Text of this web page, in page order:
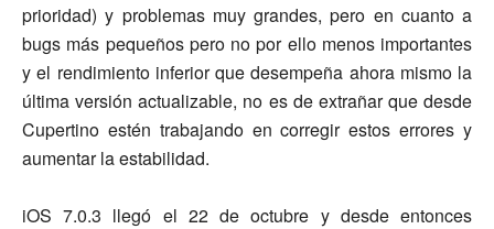
prioridad) y problemas muy grandes, pero en cuanto a
bugs más pequeños pero no por ello menos importantes
y el rendimiento inferior que desempeña ahora mismo la
última versión actualizable, no es de extrañar que desde
Cupertino estén trabajando en corregir estos errores y
aumentar la estabilidad.
iOS 7.0.3 llegó el 22 de octubre y desde entonces